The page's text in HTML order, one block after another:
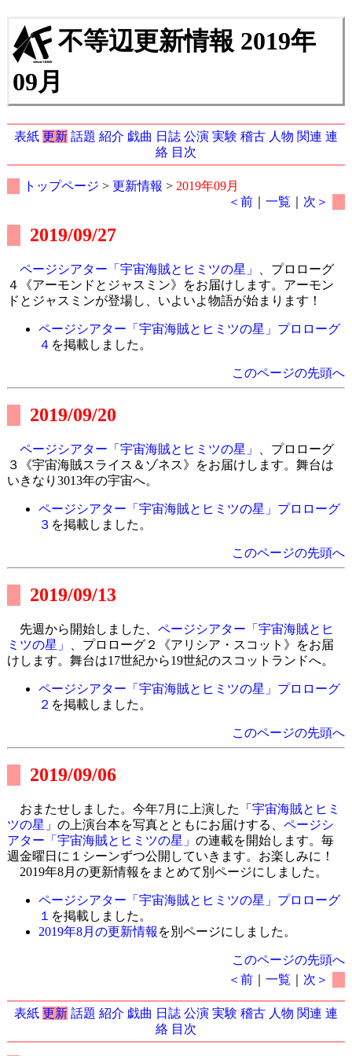
不等辺更新情報 2019年
09月
表紙 更新 話題 紹介 戯曲 日誌 公演 実験 稽古 人物 関連 連
絡 目次
トップページ > 更新情報 > 2019年09月
＜前 ｜一覧 次＞
2019/09/27
ページシアター「宇宙海賊とヒミツの星」
、プロローグ
４《アーモンドとジャスミン》をお届けします。アーモン
ドとジャスミンが登場し、いよいよ物語が始まります！
ページシアター「宇宙海賊とヒミツの星」プロローグ
４ を掲載しました。
このページの先頭へ
2019/09/20
ページシアター「宇宙海賊とヒミツの星」
、プロローグ
３《宇宙海賊スライス＆ゾネス》をお届けします。舞台は
いきなり3013年の宇宙へ。
ページシアター「宇宙海賊とヒミツの星」プロローグ
３ を掲載しました。
このページの先頭へ
2019/09/13
先週から開始しました、 ページシアター「宇宙海賊とヒ
ミツの星」
、プロローグ２《アリシア・スコット》をお届
けします。舞台は17世紀から19世紀のスコットランドへ。
ページシアター「宇宙海賊とヒミツの星」プロローグ
２ を掲載しました。
このページの先頭へ
2019/09/06
おまたせしました。今年7月に上演した「 宇宙海賊とヒミ
ツの星 」の上演台本を写真とともにお届けする、 ページシ
アター「宇宙海賊とヒミツの星」 の連載を開始します。毎
週金曜日に１シーンずつ公開していきます。お楽しみに！
2019年8月の更新情報をまとめて別ページにしました。
ページシアター「宇宙海賊とヒミツの星」プロローグ
１ を掲載しました。
2019年8月の更新情報 を別ページにしました。
このページの先頭へ
＜前 ｜一覧 次＞
表紙 更新 話題 紹介 戯曲 日誌 公演 実験 稽古 人物 関連 連
絡 目次